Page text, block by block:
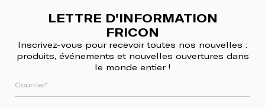
LETTRE D'INFORMATION
FRICON
Inscrivez-vous pour recevoir toutes nos nouvelles :
produits, événements et nouvelles ouvertures dans
le monde entier !